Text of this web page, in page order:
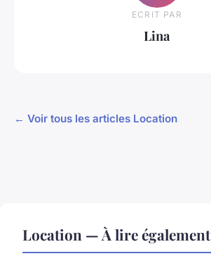
ECRIT PAR
Lina
← Voir tous les articles Location
Location — À lire également